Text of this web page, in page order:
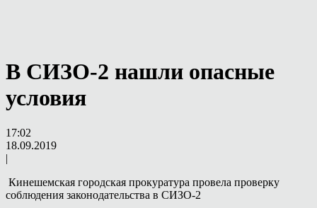
В СИЗО-2 нашли опасные
условия
17:02
18.09.2019
|
Кинешемская городская прокуратура провела проверку
соблюдения законодательства в СИЗО-2